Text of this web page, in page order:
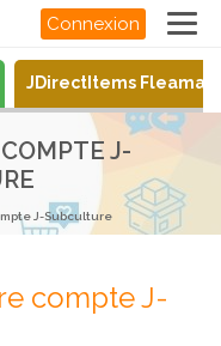
Connexion
JDirectItems
J-
J-Subculture
compte J-